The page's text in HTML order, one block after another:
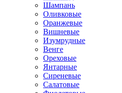
Шампань
Оливковые
Оранжевые
Вишневые
Изумрудные
Венге
Ореховые
Янтарные
Сиреневые
Салатовые